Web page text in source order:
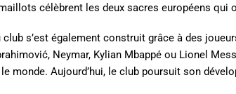
célèbrent les deux sacres européens qui
club s’est également construit grâce à des
Neymar, Kylian Mbappé ou Lionel
monde. Aujourd’hui, le club poursuit son